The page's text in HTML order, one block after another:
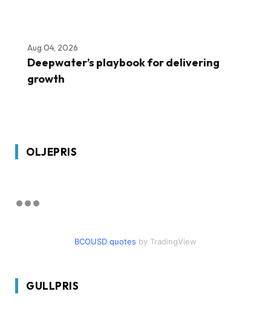
Aug 04, 2026
Deepwater’s playbook for delivering
growth
OLJEPRIS
BCOUSD quotes by TradingView
GULLPRIS